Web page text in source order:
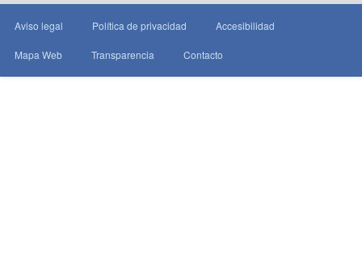
Aviso legal Política de privacidad Accesibilidad
Mapa Web Transparencia Contacto